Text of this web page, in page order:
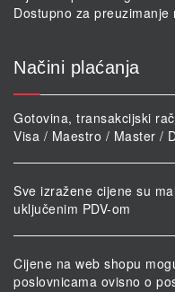
Dostupno za
Načini plaćanja
Gotovina, transakcijski
Visa / Maestro / Master /
Sve izražene cijene su
uključenim PDV-om
Cijene na web shopu
poslovnicama ovisno o